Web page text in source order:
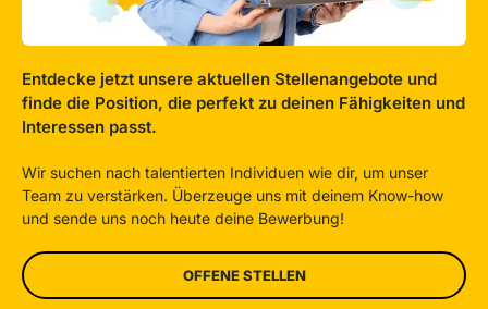
Entdecke jetzt unsere aktuellen Stellenangebote und
finde die Position, die perfekt zu deinen Fähigkeiten und
Interessen passt.
Wir suchen nach talentierten Individuen wie dir, um unser
Team zu verstärken. Überzeuge uns mit deinem Know-how
und sende uns noch heute deine Bewerbung!
OFFENE STELLEN